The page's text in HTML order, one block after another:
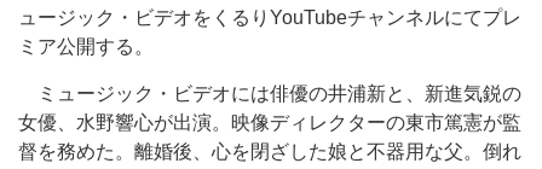
ュージック・ビデオをくるりYouTubeチャンネルにてプレ
ミア公開する。
ミュージック・ビデオには俳優の井浦新と、新進気鋭の
女優、水野響心が出演。映像ディレクターの東市篤憲が監
督を務めた。離婚後、心を閉ざした娘と不器用な父。倒れ